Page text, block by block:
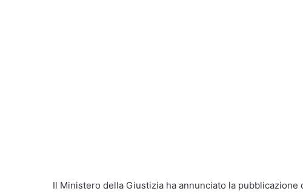
Il Ministero della Giustizia ha annunciato la